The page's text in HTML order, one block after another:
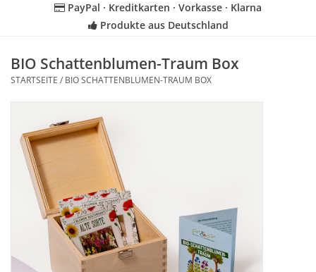
Kräuter
Für Kinder
Geschenkideen
Katalog
PayPal · Kreditkarten · Vorkasse · Klarna
Produkte aus Deutschland
BIO Schattenblumen-Traum Box
STARTSEITE / BIO SCHATTENBLUMEN-TRAUM BOX